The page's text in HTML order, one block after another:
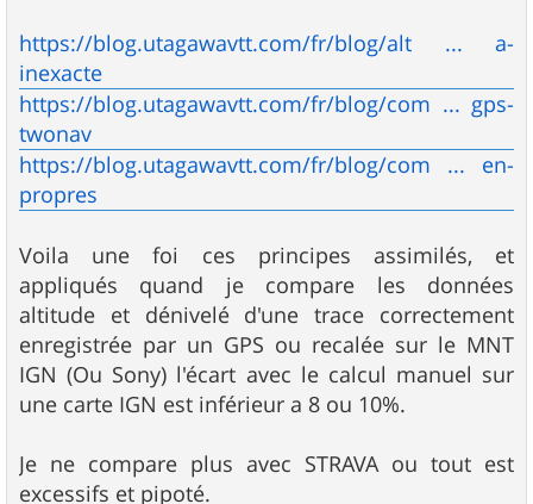
https://blog.utagawavtt.com/fr/blog/alt ... a-
inexacte
https://blog.utagawavtt.com/fr/blog/com ... gps-
twonav
https://blog.utagawavtt.com/fr/blog/com ... en-
propres
Voila une foi ces principes assimilés, et
appliqués quand je compare les données
altitude et dénivelé d'une trace correctement
enregistrée par un GPS ou recalée sur le MNT
IGN (Ou Sony) l'écart avec le calcul manuel sur
une carte IGN est inférieur a 8 ou 10%.
Je ne compare plus avec STRAVA ou tout est
excessifs et pipoté.